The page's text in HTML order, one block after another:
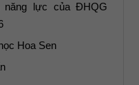
lực của ĐHQG
Hoa Sen